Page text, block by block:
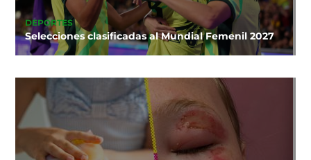
DEPORTES
Selecciones clasificadas al Mundial Femenil 2027